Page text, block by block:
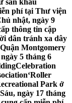
sân khấu
phí tại Thư viện
nhật, ngày 9
thông tin cập
dân tránh xa dây
Quận Montgomery
5 tháng 6
Celebration
‘Roller
Park ở
ngày 17 tháng